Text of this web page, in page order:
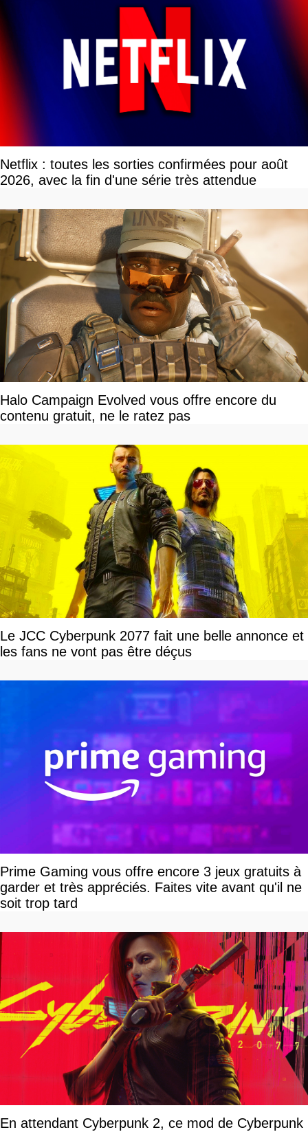
Netflix : toutes les sorties confirmées pour août
2026, avec la fin d'une série très attendue
Halo Campaign Evolved vous offre encore du
contenu gratuit, ne le ratez pas
Le JCC Cyberpunk 2077 fait une belle annonce et
les fans ne vont pas être déçus
Prime Gaming vous offre encore 3 jeux gratuits à
garder et très appréciés. Faites vite avant qu'il ne
soit trop tard
En attendant Cyberpunk 2, ce mod de Cyberpunk